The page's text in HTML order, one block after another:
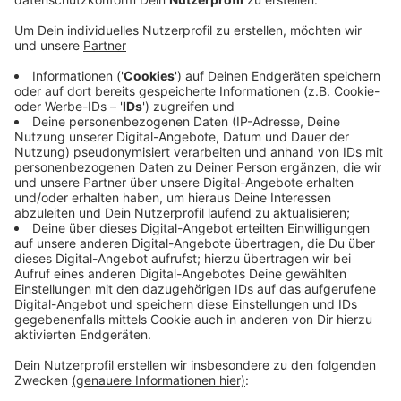
Veröffentlicht:Montag, 15.02.2021 06:45
Im Rhein-Sieg-Kreis schwankt der Wert um die 50
herum, gestern etwas über 48, heute 53,9. Da am
Wochenende allerdings weniger Fälle an die
Gesundheitsämter übermittelt werden, sind die Werte
nur bedingt aussagekräftig.CM
+++Aktualisiert am 15.02. um 10:11 Uhr mit dem
aktuellen Wert aus Bonn+++
Anzeige